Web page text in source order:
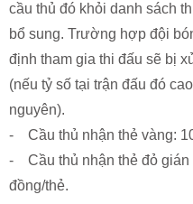
cầu thủ đó khỏi danh sách
bổ sung. Trường hợp đội
định tham gia thi đấu sẽ bị
(nếu tỷ số tại trận đấu đó
nguyên).
- Cầu thủ nhận thẻ vàng:
- Cầu thủ nhận thẻ đỏ gián
đồng/thẻ.